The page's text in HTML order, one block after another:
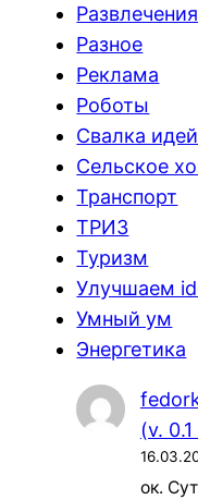
Развлечения
Разное
Реклама
Роботы
Свалка идей
Сельское
Транспорт
ТРИЗ
Туризм
Улучшаем
Умный ум
Энергетика
(v.
ок.